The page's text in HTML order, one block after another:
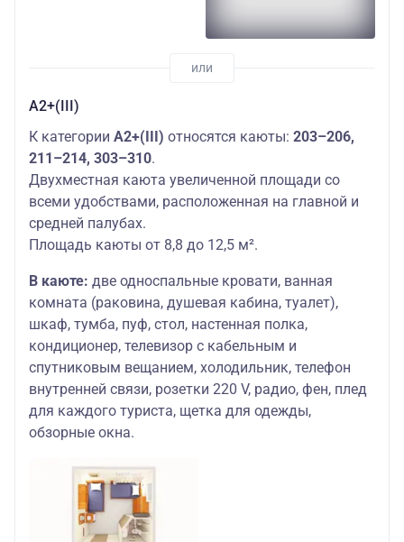
А2+(III)
К категории А2+(III) относятся каюты: 203–206,
211–214, 303–310.
Двухместная каюта увеличенной площади со
всеми удобствами, расположенная на главной и
средней палубах.
Площадь каюты от 8,8 до 12,5 м².
В каюте: две односпальные кровати, ванная
комната (раковина, душевая кабина, туалет),
шкаф, тумба, пуф, стол, настенная полка,
кондиционер, телевизор с кабельным и
спутниковым вещанием, холодильник, телефон
внутренней связи, розетки 220 V, радио, фен, плед
для каждого туриста, щетка для одежды,
обзорные окна.